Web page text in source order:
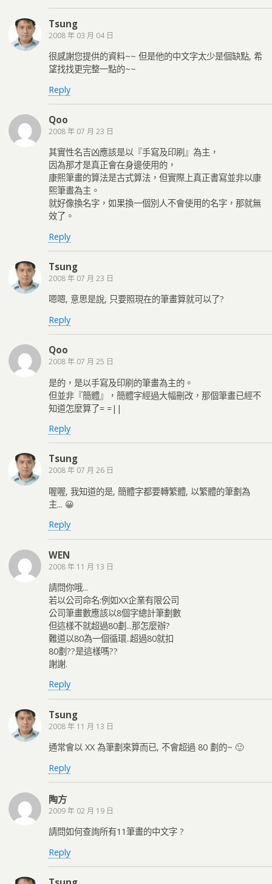
Tsung
2008 年 03 月 04 日
很感謝您提供的資料~~ 但是他的中文字太少是個缺點, 希
望找找更完整一點的~~
Reply
Qoo
2008 年 07 月 23 日
其實性名吉凶應該是以『手寫及印刷』為主，
因為那才是真正會在身邊使用的，
康熙筆畫的算法是古式算法，但實際上真正書寫並非以康
熙筆畫為主。
就好像換名字，如果換一個別人不會使用的名字，那就無
效了。
Reply
Tsung
2008 年 07 月 23 日
嗯嗯, 意思是說, 只要照現在的筆畫算就可以了?
Reply
Qoo
2008 年 07 月 25 日
是的，是以手寫及印刷的筆畫為主的。
但並非『簡體』，簡體字經過大幅刪改，那個筆畫已經不
知道怎麼算了= =||
Reply
Tsung
2008 年 07 月 26 日
喔喔, 我知道的是, 簡體字都要轉繁體, 以繁體的筆劃為
主... 😀
Reply
WEN
2008 年 11 月 13 日
請問你哦...
若以公司命名:例如XX企業有限公司
公司筆畫數應該以8個字總計筆劃數
但這樣不就超過80劃...那怎麼辦?
難道以80為一個循環..超過80就扣
80劃??是這樣嗎??
謝謝.
Reply
Tsung
2008 年 11 月 13 日
通常會以 XX 為筆劃來算而已, 不會超過 80 劃的~ 🙂
Reply
陶方
2009 年 02 月 19 日
請問如何查詢所有11筆畫的中文字 ?
Reply